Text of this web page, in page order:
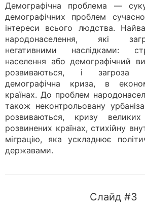
Демографічна проблема —
демографічних проблем
інтереси всього людства.
народонаселення, які
негативними наслідками:
населення або демографічний
розвиваються, і загроза
демографічна криза, в
країнах. До проблем
також неконтрольовану
розвиваються, кризу
розвинених країнах, стихійну
міграцію, яка ускладнює
державами.
Слайд #3